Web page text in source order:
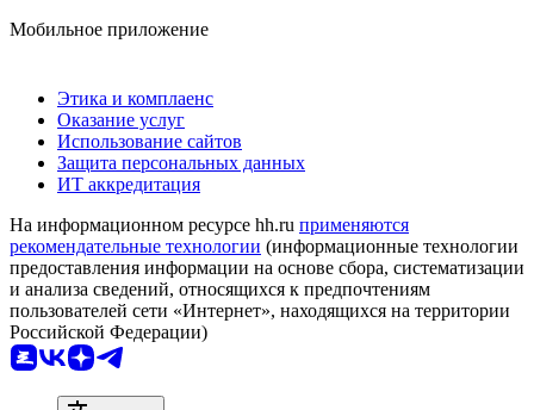
Мобильное приложение
Этика и комплаенс
Оказание услуг
Использование сайтов
Защита персональных данных
ИТ аккредитация
На информационном ресурсе hh.ru применяются
рекомендательные технологии (информационные технологии
предоставления информации на основе сбора, систематизации
и анализа сведений, относящихся к предпочтениям
пользователей сети «Интернет», находящихся на территории
Российской Федерации)